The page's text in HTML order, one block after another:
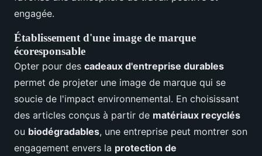
engagée.
Établissement d'une image de marque
écoresponsable
Opter pour des cadeaux d'entreprise durables
permet de projeter une image de marque qui se
soucie de l'impact environnemental. En choisissant
des articles conçus à partir de matériaux recyclés
ou biodégradables, une entreprise peut montrer son
engagement envers la protection de